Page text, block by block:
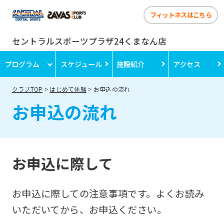
セントラルスポーツプラザ24くまなん店
フィットネスはこちら
プログラム スケジュール 施設紹介 アクセス
クラブTOP はじめて体験 お申込の流れ
お申込の流れ
お申込に際して
お申込に際しての注意事項です。よくお読み
いただいてから、お申込ください。